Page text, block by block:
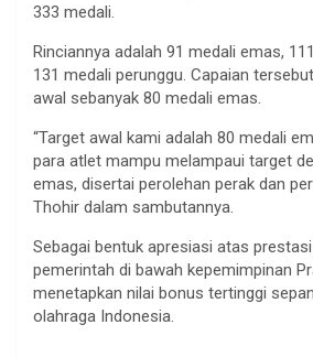
333 medali.
Rinciannya adalah 91 medali emas,
131 medali perunggu. Capaian
awal sebanyak 80 medali emas.
“Target awal kami adalah 80 medali
para atlet mampu melampaui target
emas, disertai perolehan perak dan
Thohir dalam sambutannya.
Sebagai bentuk apresiasi atas
pemerintah di bawah kepemimpinan
menetapkan nilai bonus tertinggi
olahraga Indonesia.